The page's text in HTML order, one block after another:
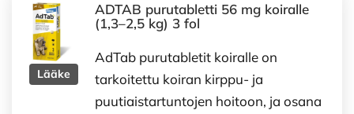
Lääke
ADTAB purutabletti 56 mg koiralle
(1,3–2,5 kg) 3 fol
AdTab purutabletit koiralle on
tarkoitettu koiran kirppu- ja
puutiaistartuntojen hoitoon, ja osana